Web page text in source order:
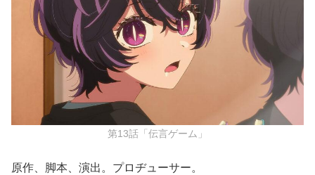
第13話「伝言ゲーム」
原作、脚本、演出。プロヂューサー。